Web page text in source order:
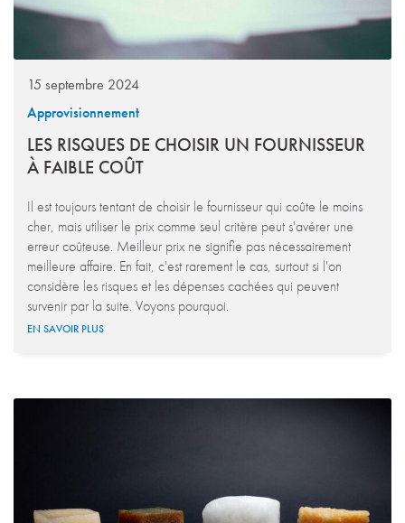
15 septembre 2024
Approvisionnement
LES RISQUES DE CHOISIR UN FOURNISSEUR
À FAIBLE COÛT
Il est toujours tentant de choisir le fournisseur qui coûte le moins
cher, mais utiliser le prix comme seul critère peut s'avérer une
erreur coûteuse. Meilleur prix ne signifie pas nécessairement
meilleure affaire. En fait, c'est rarement le cas, surtout si l'on
considère les risques et les dépenses cachées qui peuvent
survenir par la suite. Voyons pourquoi.
EN SAVOIR PLUS